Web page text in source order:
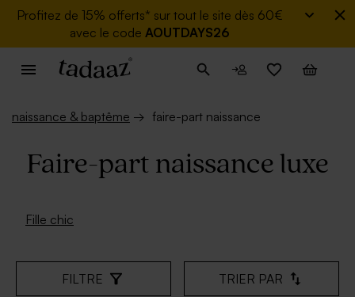
Profitez de 15% offerts* sur tout le site dès 60€
avec le code AOUTDAYS26
naissance & baptême → faire-part naissance
Faire-part naissance luxe
Fille chic
FILTRE TRIER PAR